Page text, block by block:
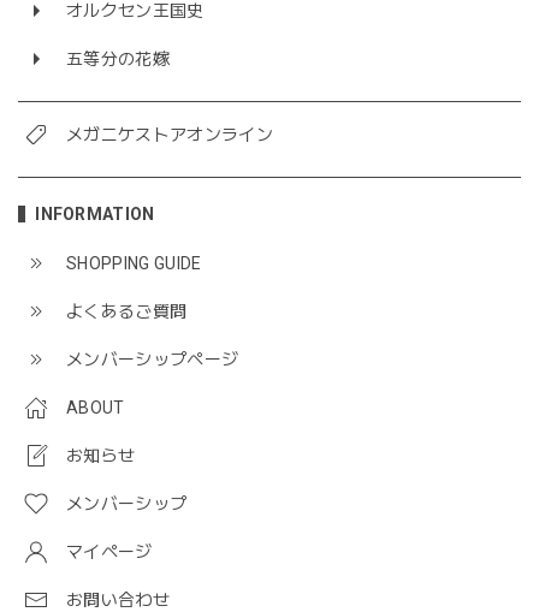
オルクセン王国史
五等分の花嫁
メガニケストアオンライン
INFORMATION
SHOPPING GUIDE
よくあるご質問
メンバーシップページ
ABOUT
お知らせ
メンバーシップ
マイページ
お問い合わせ